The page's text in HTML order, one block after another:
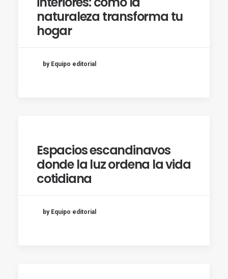
naturaleza transforma tu
hogar
by Equipo editorial
Espacios escandinavos
donde la luz ordena la vida
cotidiana
by Equipo editorial